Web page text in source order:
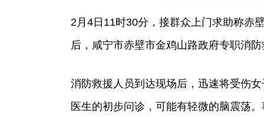
2月4日11时30分，接群众上门求助称赤
后，咸宁市赤壁市金鸡山路政府专职消
消防救援人员到达现场后，迅速将受伤
医生的初步问诊，可能有轻微的脑震荡